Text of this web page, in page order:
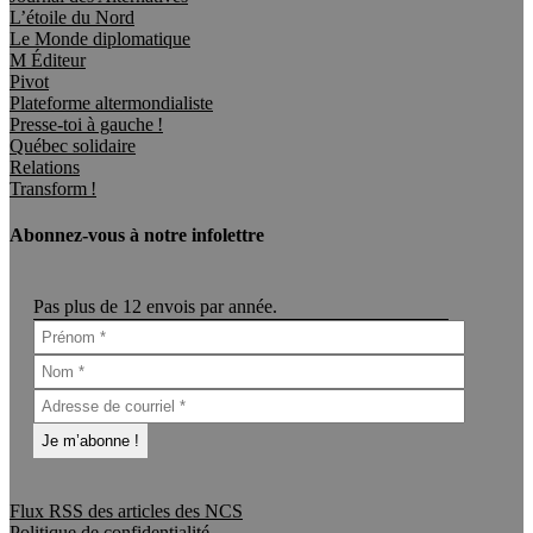
L’étoile du Nord
Le Monde diplomatique
M Éditeur
Pivot
Plateforme altermondialiste
Presse-toi à gauche !
Québec solidaire
Relations
Transform !
Abonnez-vous à notre infolettre
Pas plus de 12 envois par année.
Flux RSS des articles des NCS